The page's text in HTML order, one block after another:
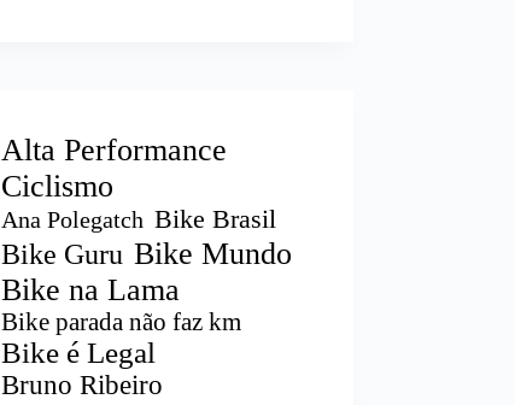
Alta Performance
Ciclismo
Ana Polegatch Bike Brasil
Bike Guru Bike Mundo
Bike na Lama
Bike parada não faz km
Bike é Legal
Bruno Ribeiro